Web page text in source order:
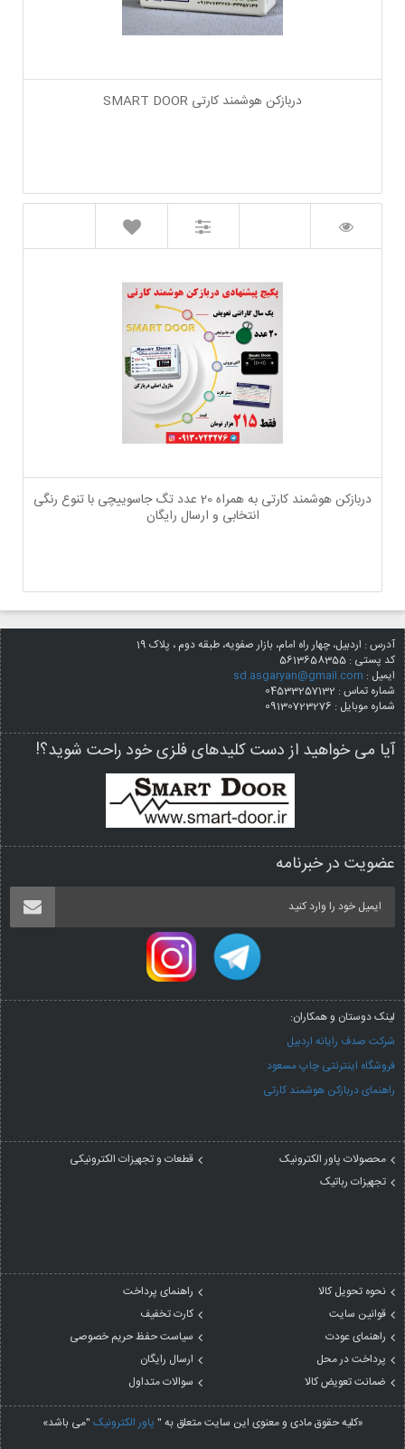
دربازکن هوشمند کارتی SMART DOOR
دربازکن هوشمند کارتی به همراه 20 عدد تگ جاسوییچی با تنوع رنگی
انتخابی و ارسال رایگان
آدرس : اردبیل، چهار راه امام، بازار صفویه، طبقه دوم ، پلاک 19
کد پستی : 5613658355
ایمیل : sd.asgaryan@gmail.com
شماره تماس : 04533257132
شماره موبایل : 09130723276
آیا می خواهید از دست کلیدهای فلزی خود راحت شوید؟!
عضویت در خبرنامه
لینک دوستان و همکاران:
شرکت صدف رایانه اردبیل
فروشگاه اینترنتی چاپ مسعود
راهنمای دربازکن هوشمند کارتی
محصولات پاور الکترونیک
قطعات و تجهیزات الکترونیکی
تجهیزات رباتیک
نحوه تحویل کالا
راهنمای پرداخت
قوانین سایت
کارت تخفیف
راهنمای عودت
سیاست حفظ حریم خصوصی
پرداخت در محل
ارسال رایگان
ضمانت تعویض کالا
سوالات متداول
«کلیه حقوق مادی و معنوی این سایت متعلق به " پاور الکترونیک "می باشد»